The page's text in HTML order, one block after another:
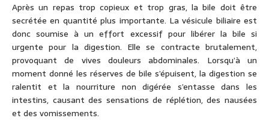
Après un repas trop copieux et trop gras, la bile doit être
secrétée en quantité plus importante. La vésicule biliaire est
donc soumise à un effort excessif pour libérer la bile si
urgente pour la digestion. Elle se contracte brutalement,
provoquant de vives douleurs abdominales. Lorsqu’à un
moment donné les réserves de bile s’épuisent, la digestion se
ralentit et la nourriture non digérée s’entasse dans les
intestins, causant des sensations de réplétion, des nausées
et des vomissements.